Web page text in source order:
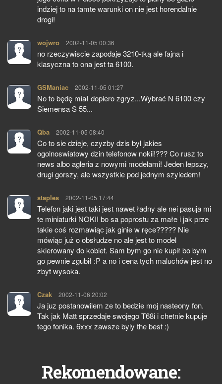
indziej to na tamte warunki on nie jest horendalnie
drogi!
wojwro pisze:
2002-11-05 00:36
no rzeczywiscie zapodaje 3210-tką ale fajna i
klasyczna to ona jest ta 6100.
GSManiac pisze:
2002-11-05 01:27
No to będę miał dopiero zgryz...Wybrać N 6100 czy
Siemensa S 55...
Qba pisze:
2002-11-05 08:40
Co to sie dzieje, czyzby dzis byl jakies
ogolnoswiatowy dzin telefonow nokii!??? Co rusz to
news albo agleria z nowymi modelami! Jeden lepszy,
drugi gorszy, ale wszystkie pod jednym szyledem!
staples pisze:
2002-11-05 17:44
Telefon jaki jest taki jest nawet ładny ale nei pasuja mi
te miniaturki NOKII bo sa poprostu za małe i jak prze
takie coś rozmawiąc jak ginie w ręce????? Nie
mówiąc już o obsłudze no ale jest to model
skierowany do kobiet. Sam bym go nie kupił bo bym
go pewnie zgubił :P a no i cena tych maluchów jest no
zbyt wysoka.
Czak pisze:
2002-11-06 20:02
Ja juz postanowilem ze to bedzie moj nasteony fon.
Tak jak Matt sprzedaje swojego T68i i chetnie kupuje
tego fonika. 6xxx zawsze byly the best :)
Rekomendowane: